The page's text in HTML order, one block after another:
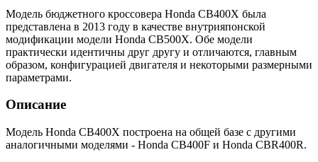
Модель бюджетного кроссовера Honda CB400X была
представлена в 2013 году в качестве внутрияпонской
модификации модели Honda CB500X. Обе модели
практически идентичны друг другу и отличаются, главным
образом, конфигурацией двигателя и некоторыми размерными
параметрами.
Описание
Модель Honda CB400X построена на общей базе с другими
аналогичными моделями - Honda CB400F и Honda CBR400R.